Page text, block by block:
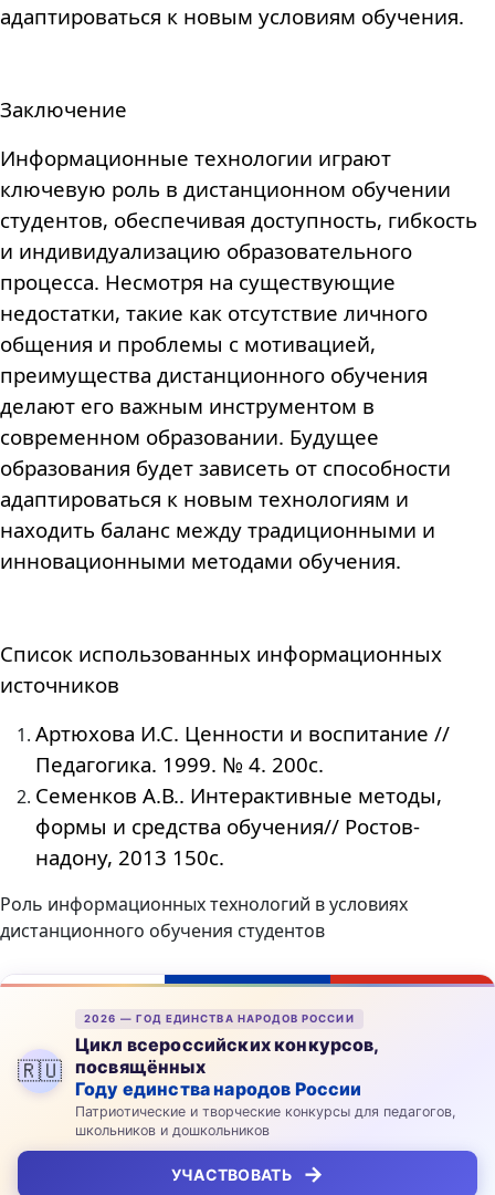
адаптироваться к новым условиям обучения.
Заключение
Информационные технологии играют
ключевую роль в дистанционном обучении
студентов, обеспечивая доступность, гибкость
и индивидуализацию образовательного
процесса. Несмотря на существующие
недостатки, такие как отсутствие личного
общения и проблемы с мотивацией,
преимущества дистанционного обучения
делают его важным инструментом в
современном образовании. Будущее
образования будет зависеть от способности
адаптироваться к новым технологиям и
находить баланс между традиционными и
инновационными методами обучения.
Список использованных информационных
источников
Артюхова И.С. Ценности и воспитание //
Педагогика. 1999. № 4. 200с.
Семенков А.В.. Интерактивные методы,
формы и средства обучения// Ростов-
надону, 2013 150с.
Роль информационных технологий в условиях
дистанционного обучения студентов
🇷🇺
2026 — ГОД ЕДИНСТВА НАРОДОВ РОССИИ
Цикл всероссийских конкурсов,
посвящённых
Году единства народов России
Патриотические и творческие конкурсы для педагогов,
школьников и дошкольников
УЧАСТВОВАТЬ →